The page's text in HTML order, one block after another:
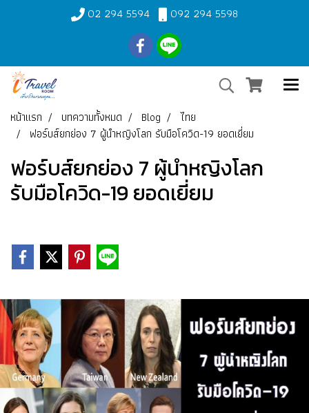
02 294 5594 092 294 5598
หน้าแรก บทความทั้งหมด Blog
ไทย
ฟอร์บส์ยกย่อง 7 ผู้นำหญิงโลก รับมือโควิด-19 ยอดเยี่ยม
ฟอร์บส์ยกย่อง 7 ผู้นำหญิงโลก
รับมือโควิด-19 ยอดเยี่ยม